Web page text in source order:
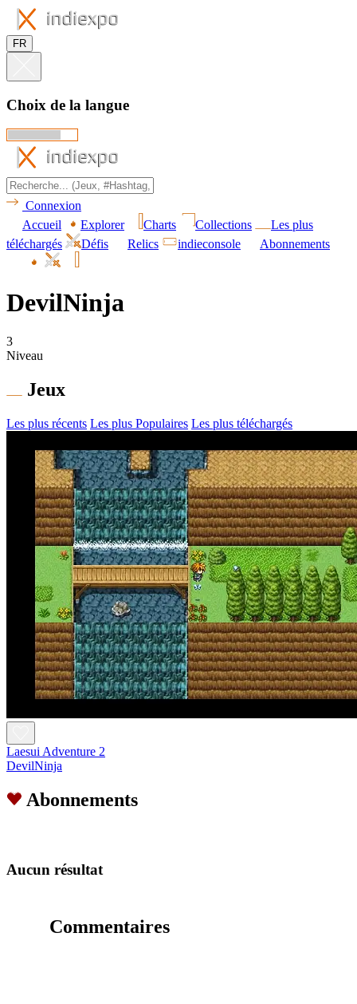
FR
Choix de la langue
Connexion
Accueil
Explorer Charts Collections
Les plus
téléchargés
Défis Relics indieconsole Abonnements
DevilNinja
3
Niveau
Jeux
Les plus récents Les plus Populaires Les plus téléchargés
Laesui Adventure 2
DevilNinja
Abonnements
Aucun résultat
Commentaires